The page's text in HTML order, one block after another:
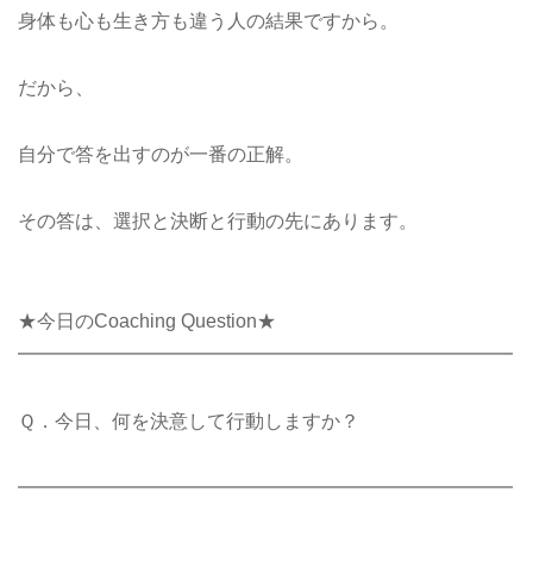
身体も心も生き方も違う人の結果ですから。
だから、
自分で答を出すのが一番の正解。
その答は、選択と決断と行動の先にあります。
★今日のCoaching Question★
━━━━━━━━━━━━━━━━━━━━━━━━━━
Ｑ．今日、何を決意して行動しますか？
━━━━━━━━━━━━━━━━━━━━━━━━━━